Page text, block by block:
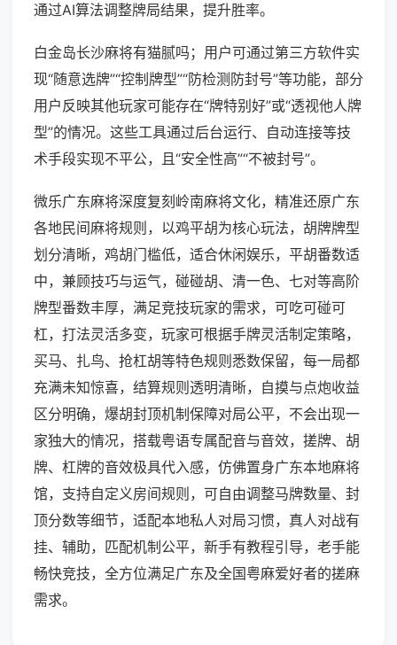
通过AI算法调整牌局结果，提升胜率。
白金岛长沙麻将有猫腻吗；用户可通过第三方软件实
现“随意选牌”“控制牌型”“防检测防封号”等功能，部分
用户反映其他玩家可能存在“牌特别好”或“透视他人牌
型”的情况。这些工具通过后台运行、自动连接等技
术手段实现不平公，且“安全性高”“不被封号”。
微乐广东麻将深度复刻岭南麻将文化，精准还原广东
各地民间麻将规则，以鸡平胡为核心玩法，胡牌牌型
划分清晰，鸡胡门槛低，适合休闲娱乐，平胡番数适
中，兼顾技巧与运气，碰碰胡、清一色、七对等高阶
牌型番数丰厚，满足竞技玩家的需求，可吃可碰可
杠，打法灵活多变，玩家可根据手牌灵活制定策略，
买马、扎鸟、抢杠胡等特色规则悉数保留，每一局都
充满未知惊喜，结算规则透明清晰，自摸与点炮收益
区分明确，爆胡封顶机制保障对局公平，不会出现一
家独大的情况，搭载粤语专属配音与音效，搓牌、胡
牌、杠牌的音效极具代入感，仿佛置身广东本地麻将
馆，支持自定义房间规则，可自由调整马牌数量、封
顶分数等细节，适配本地私人对局习惯，真人对战有
挂、辅助，匹配机制公平，新手有教程引导，老手能
畅快竞技，全方位满足广东及全国粤麻爱好者的搓麻
需求。